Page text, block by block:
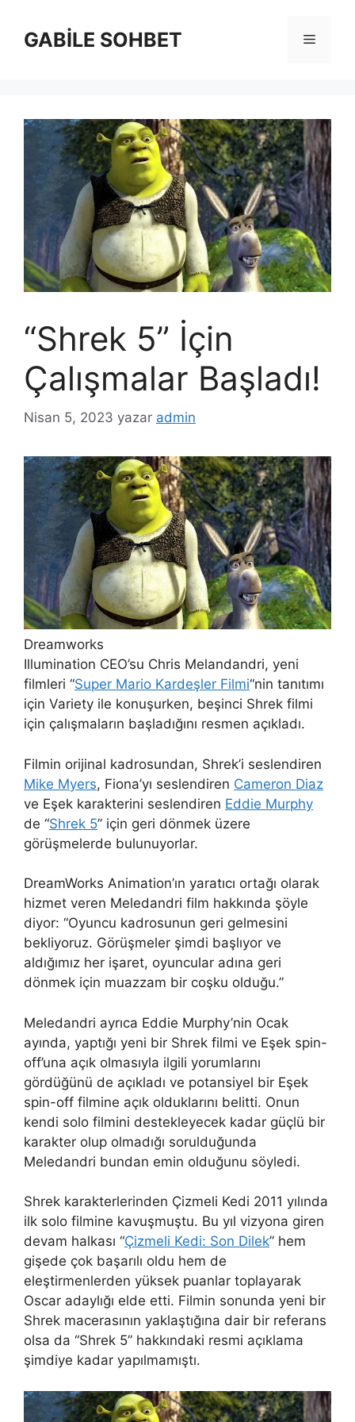
GABİLE SOHBET Menü
“Shrek 5” İçin
Çalışmalar Başladı!
Nisan 5, 2023 yazar admin
Dreamworks
Illumination CEO’su Chris Melandandri, yeni
filmleri “Super Mario Kardeşler Filmi“nin tanıtımı
için Variety ile konuşurken, beşinci Shrek filmi
için çalışmaların başladığını resmen açıkladı.
Filmin orijinal kadrosundan, Shrek’i seslendiren
Mike Myers, Fiona’yı seslendiren Cameron Diaz
ve Eşek karakterini seslendiren Eddie Murphy
de “Shrek 5” için geri dönmek üzere
görüşmelerde bulunuyorlar.
DreamWorks Animation’ın yaratıcı ortağı olarak
hizmet veren Meledandri film hakkında şöyle
diyor: “Oyuncu kadrosunun geri gelmesini
bekliyoruz. Görüşmeler şimdi başlıyor ve
aldığımız her işaret, oyuncular adına geri
dönmek için muazzam bir coşku olduğu.”
Meledandri ayrıca Eddie Murphy’nin Ocak
ayında, yaptığı yeni bir Shrek filmi ve Eşek spin-
off’una açık olmasıyla ilgili yorumlarını
gördüğünü de açıkladı ve potansiyel bir Eşek
spin-off filmine açık olduklarını belitti. Onun
kendi solo filmini destekleyecek kadar güçlü bir
karakter olup olmadığı sorulduğunda
Meledandri bundan emin olduğunu söyledi.
Shrek karakterlerinden Çizmeli Kedi 2011 yılında
ilk solo filmine kavuşmuştu. Bu yıl vizyona giren
devam halkası “Çizmeli Kedi: Son Dilek” hem
gişede çok başarılı oldu hem de
eleştirmenlerden yüksek puanlar toplayarak
Oscar adaylığı elde etti. Filmin sonunda yeni bir
Shrek macerasının yaklaştığına dair bir referans
olsa da “Shrek 5” hakkındaki resmi açıklama
şimdiye kadar yapılmamıştı.